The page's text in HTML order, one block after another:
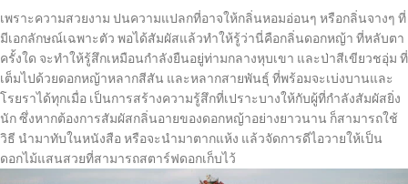
เพราะความสวยงาม ปนความแปลกที่อาจให้กลิ่นหอมอ่อนๆ หรือกลิ่นจางๆ ที่
มีเอกลักษณ์เฉพาะตัว พอได้สัมผัสแล้วทำให้รู้ว่านี่คือกลิ่นดอกหญ้า ที่หลับตา
ครั้งใด จะทำให้รู้สึกเหมือนกำลังยืนอยู่ท่ามกลางหุบเขา และป่าสีเขียวชอุ่ม ที่
เต็มไปด้วยดอกหญ้าหลากสีสัน และหลากสายพันธุ์ ที่พร้อมจะเบ่งบานและ
โรยราได้ทุกเมื่อ เป็นการสร้างความรู้สึกที่เปราะบางให้กับผู้ที่กำลังสัมผัสยิ่ง
นัก ซึ่งหากต้องการสัมผัสกลิ่นอายของดอกหญ้าอย่างยาวนาน ก็สามารถใช้
วิธี นำมาทับในหนังสือ หรือจะนำมาตากแห้ง แล้วจัดการดีไอวายให้เป็น
ดอกไม้แสนสวยที่สามารถสตาร์ฟดอกเก็บไว้